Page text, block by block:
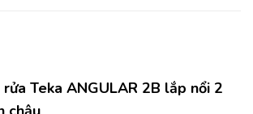
Teka ANGULAR 2B lắp nổi 2